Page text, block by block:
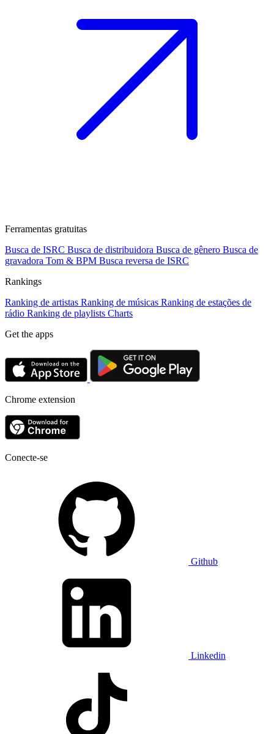
Ferramentas gratuitas
Busca de ISRC Busca de distribuidora Busca de gênero Busca de
gravadora Tom & BPM Busca reversa de ISRC
Rankings
Ranking de artistas Ranking de músicas Ranking de estações de
rádio Ranking de playlists Charts
Get the apps
Chrome extension
Conecte-se
Github
Linkedin